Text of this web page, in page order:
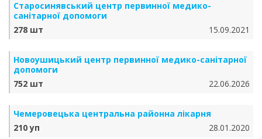
Старосинявський центр первинної медико-
санітарної допомоги
278 шт
15.09.2021
Новоушицький центр первинної медико-санітарної
допомоги
752 шт
22.06.2026
Чемеровецька центральна районна лікарня
210 уп
28.01.2020